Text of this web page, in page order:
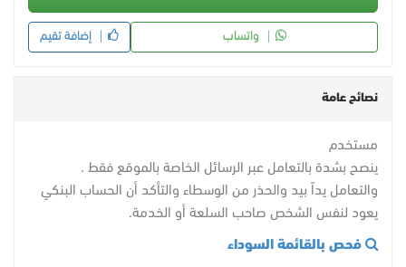
واتساب إضافة تقيم
نصائح عامة
مستخدم
ينصح بشدة بالتعامل عبر الرسائل الخاصة بالموقع فقط .
والتعامل يداً بيد والحذر من الوسطاء والتأكد أن الحساب البنكي
يعود لنفس الشخص صاحب السلعة أو الخدمة.
فحص بالقائمة السوداء